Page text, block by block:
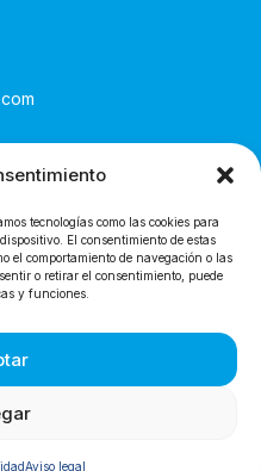
tecnologías como las cookies para
El consentimiento de estas
el comportamiento de navegación o las
o retirar el consentimiento, puede
y funciones.
Aviso legal
@2024 Centro de Mejora Física